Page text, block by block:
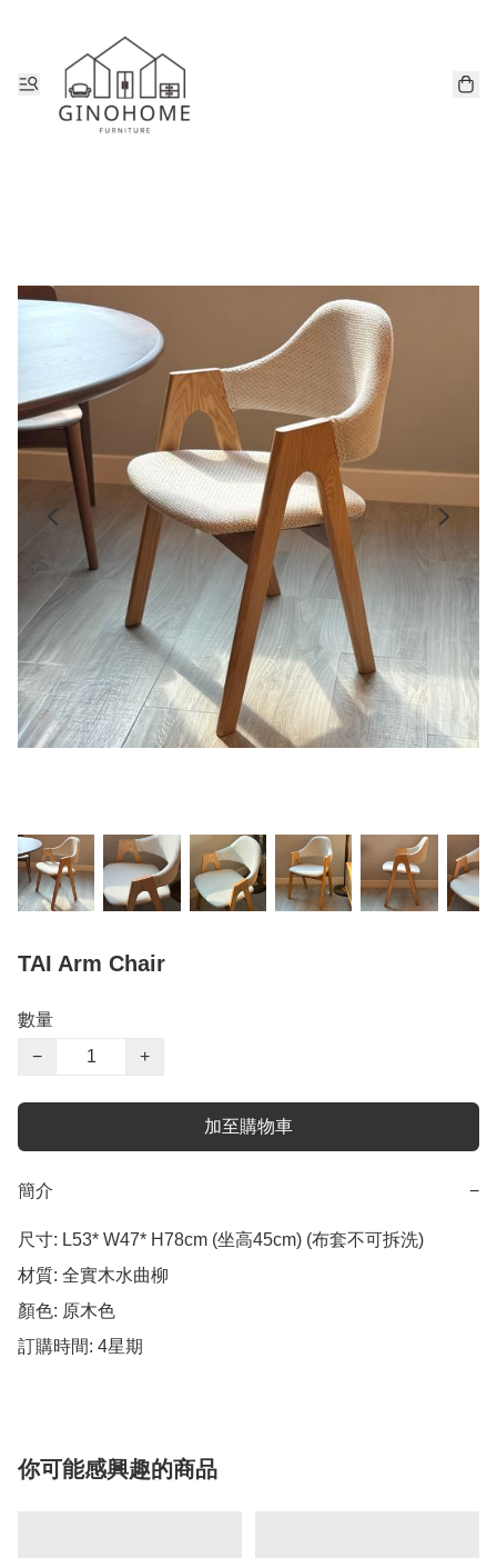
TAI Arm Chair
數量
−
+
加至購物車
簡介 −
尺寸: L53* W47* H78cm (坐高45cm) (布套不可拆洗)
材質: 全實木水曲柳
顏色: 原木色
訂購時間: 4星期
你可能感興趣的商品